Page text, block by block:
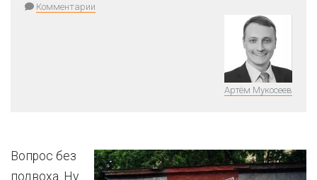
Комментарии
Артём Мукосеев
Вопрос без
подвоха. Ну